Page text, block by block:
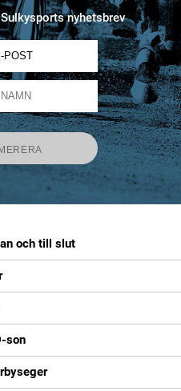
nyhetsbrev
och till slut
son